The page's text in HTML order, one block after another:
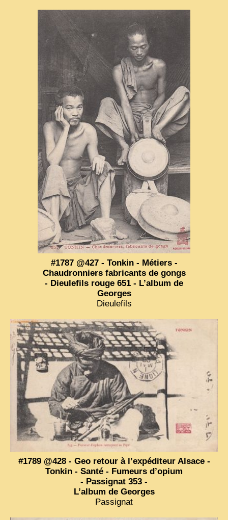
#1787 @427 - Tonkin - Métiers -
Chaudronniers fabricants de gongs
- Dieulefils rouge 651 - L’album de
Georges
Dieulefils
#1789 @428 - Geo retour à l’expéditeur Alsace -
Tonkin - Santé - Fumeurs d’opium
- Passignat 353 -
L’album de Georges
Passignat